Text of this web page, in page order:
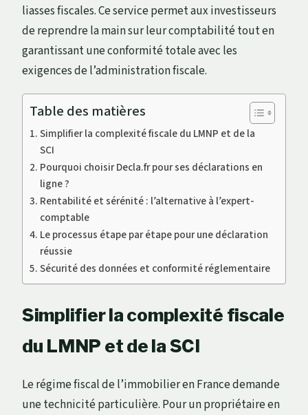
liasses fiscales. Ce service permet aux investisseurs
de reprendre la main sur leur comptabilité tout en
garantissant une conformité totale avec les
exigences de l’administration fiscale.
Table des matières
Simplifier la complexité fiscale du LMNP et de la
SCI
Pourquoi choisir Decla.fr pour ses déclarations en
ligne ?
Rentabilité et sérénité : l’alternative à l’expert-
comptable
Le processus étape par étape pour une déclaration
réussie
Sécurité des données et conformité réglementaire
Simplifier la complexité fiscale
du LMNP et de la SCI
Le régime fiscal de l’immobilier en France demande
une technicité particulière. Pour un propriétaire en